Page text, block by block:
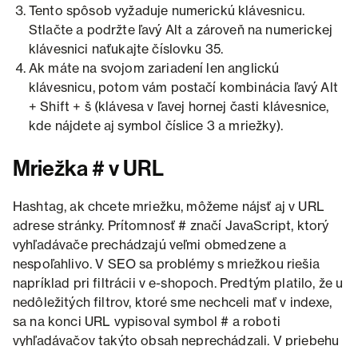
Tento spôsob vyžaduje numerickú klávesnicu.
Stlačte a podržte ľavý Alt a zároveň na numerickej
klávesnici naťukajte číslovku 35.
Ak máte na svojom zariadení len anglickú
klávesnicu, potom vám postačí kombinácia ľavý Alt
+ Shift + š (klávesa v ľavej hornej časti klávesnice,
kde nájdete aj symbol číslice 3 a mriežky).
Mriežka # v URL
Hashtag, ak chcete mriežku, môžeme nájsť aj v URL
adrese stránky. Prítomnosť # značí JavaScript, ktorý
vyhľadávače prechádzajú veľmi obmedzene a
nespoľahlivo. V SEO sa problémy s mriežkou riešia
napríklad pri filtrácii v e-shopoch. Predtým platilo, že u
nedôležitých filtrov, ktoré sme nechceli mať v indexe,
sa na konci URL vypisoval symbol # a roboti
vyhľadávačov takýto obsah neprechádzali. V priebehu